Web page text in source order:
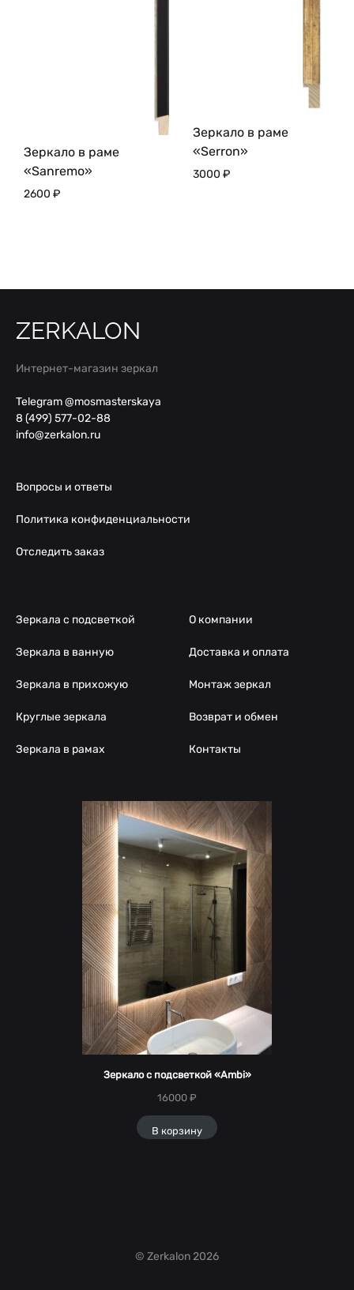
Зеркало в раме
«Sanremo»
2600 ₽
Зеркало в раме
«Serron»
3000 ₽
ZERKALON
Интернет-магазин зеркал
Telegram @mosmasterskaya
8 (499) 577-02-88
info@zerkalon.ru
Вопросы и ответы
Политика конфиденциальности
Отследить заказ
Зеркала с подсветкой
Зеркала в ванную
Зеркала в прихожую
Круглые зеркала
Зеркала в рамах
О компании
Доставка и оплата
Монтаж зеркал
Возврат и обмен
Контакты
Зеркало с подсветкой «Ambi»
16000 ₽
В корзину
© Zerkalon 2026